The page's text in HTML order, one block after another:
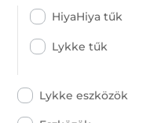
HiyaHiya tűk
Lykke tűk
Lykke eszközök